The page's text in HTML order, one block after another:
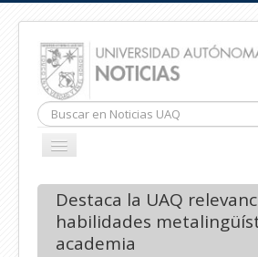
Buscar...
CAMBIAR
Destaca la UAQ
habilidades
academia